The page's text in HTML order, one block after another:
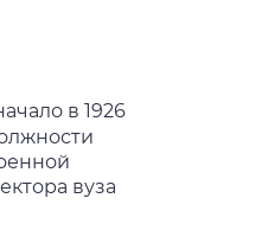
в 1926
вуза